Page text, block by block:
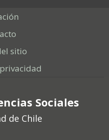
sitio
Sociales
de Chile